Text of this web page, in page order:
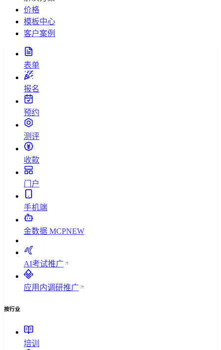
价格
模板中心
客户案例
表单
报名
预约
测评
收款
门户
手机端
金数据 MCPNEW
AI考试推广
应用内调研推广
按行业
培训